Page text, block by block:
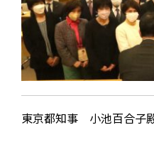
東京都知事 小池百合子